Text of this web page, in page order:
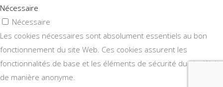
Nécessaire
Nécessaire
Les cookies nécessaires sont absolument essentiels au bon
fonctionnement du site Web. Ces cookies assurent les
fonctionnalités de base et les éléments de sécurité du site Web,
de manière anonyme.